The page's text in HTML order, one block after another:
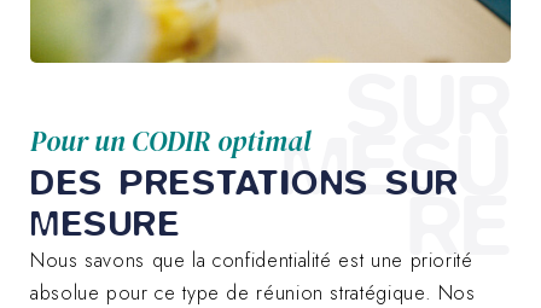
Pour un CODIR optimal
DES PRESTATIONS SUR
MESURE
Nous savons que la confidentialité est une priorité
absolue pour ce type de réunion stratégique. Nos
MESU
RE